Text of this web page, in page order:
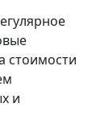
стоимости
и